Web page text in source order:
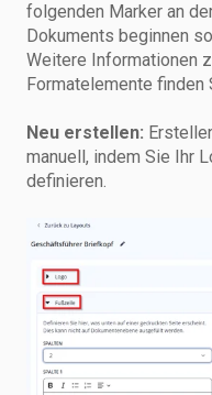
folgenden Marker an
Dokuments beginnen
Weitere Informationen
Formatelemente finden
Neu erstellen:
manuell, indem Sie Ihr
definieren.